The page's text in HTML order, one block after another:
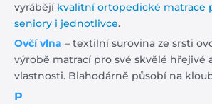
vyrábějí kvalitní ortopedické matrace
seniory i jednotlivce.
Ovčí vlna – textilní surovina ze srsti
výrobě matrací pro své skvělé hřejivé
vlastnosti. Blahodárně působí na
P